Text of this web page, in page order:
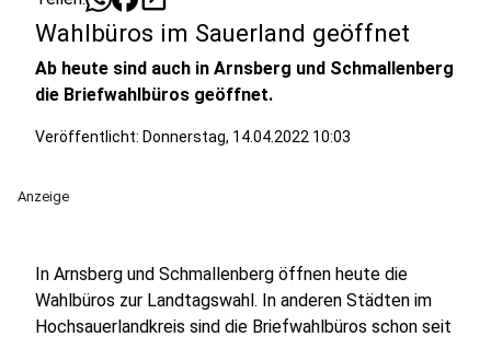
Wahlbüros im Sauerland geöffnet
Ab heute sind auch in Arnsberg und Schmallenberg
die Briefwahlbüros geöffnet.
Veröffentlicht: Donnerstag, 14.04.2022 10:03
Anzeige
In Arnsberg und Schmallenberg öffnen heute die
Wahlbüros zur Landtagswahl. In anderen Städten im
Hochsauerlandkreis sind die Briefwahlbüros schon seit